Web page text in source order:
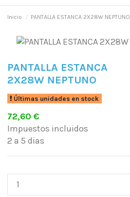
Inicio PANTALLA ESTANCA 2X28W NEPTUNO
PANTALLA ESTANCA
2X28W NEPTUNO
Últimas unidades en stock
72,60 €
Impuestos incluidos
2 a 5 dias